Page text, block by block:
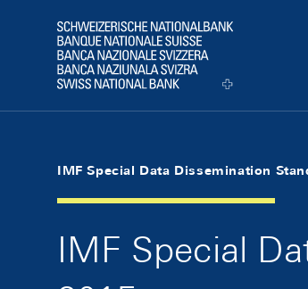
Logo
IMF Special Data Dissemination
IMF Special